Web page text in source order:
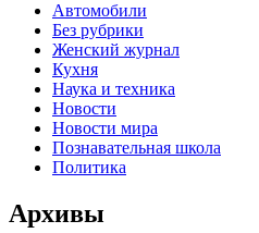
Автомобили
Без рубрики
Женский журнал
Кухня
Наука и техника
Новости
Новости мира
Познавательная школа
Политика
Архивы